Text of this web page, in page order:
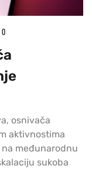
0
osnivača
aktivnostima
međunarodnu
sukoba